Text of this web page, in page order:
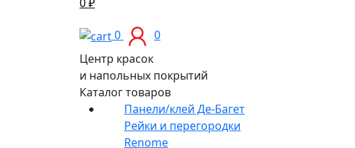
0
0
Центр красок
и напольных покрытий
Каталог товаров
Панели/клей Де-Багет
Рейки и перегородки
Renome